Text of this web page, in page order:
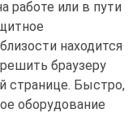
работе или в пути
находится
браузеру
странице. Быстро,
оборудование